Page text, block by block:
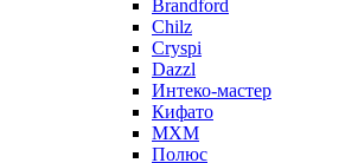
Brandford
Chilz
Cryspi
Dazzl
Интеко-мастер
Кифато
МХМ
Полюс